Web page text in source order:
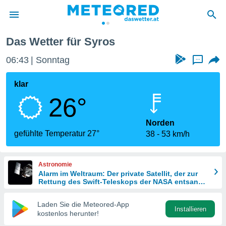
wurde
dass
sind.
diese
Das Wetter für Syros
06:43 Sonntag ...
klar
26°
gefühlte Temperatur 27°
Norden
38
53 km/h
Astronomie
Alarm im Weltraum: Der private Satellit, der zur
Rettung des Swift-Teleskops der NASA entsandt
Laden Sie die Meteored-App
kostenlos herunter!
Installieren